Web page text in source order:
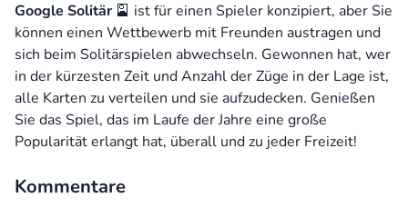
Google Solitär 🎴 ist für einen Spieler konzipiert, aber Sie
können einen Wettbewerb mit Freunden austragen und
sich beim Solitärspielen abwechseln. Gewonnen hat, wer
in der kürzesten Zeit und Anzahl der Züge in der Lage ist,
alle Karten zu verteilen und sie aufzudecken. Genießen
Sie das Spiel, das im Laufe der Jahre eine große
Popularität erlangt hat, überall und zu jeder Freizeit!
Kommentare